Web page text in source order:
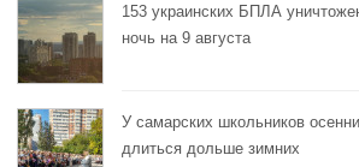
153 украинских БПЛА
ночь на 9 августа
У самарских школьников
длиться дольше зимних